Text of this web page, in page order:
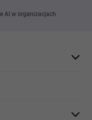
AI w organizacjach